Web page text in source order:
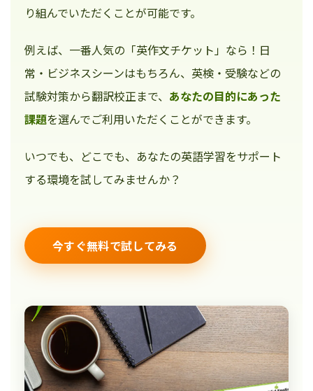
り組んでいただくことが可能です。
例えば、一番人気の「英作文チケット」なら！日
常・ビジネスシーンはもちろん、英検・受験などの
試験対策から翻訳校正まで、 あなたの目的にあった
課題を選んでご利用いただくことができます。
いつでも、どこでも、あなたの英語学習をサポート
する環境を試してみませんか？
今すぐ無料で試してみる